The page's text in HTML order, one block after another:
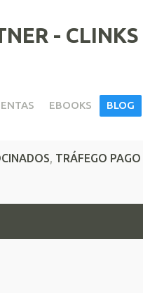
EBOOKS BLOG
Mobile
, TRÁFEGO PAGO